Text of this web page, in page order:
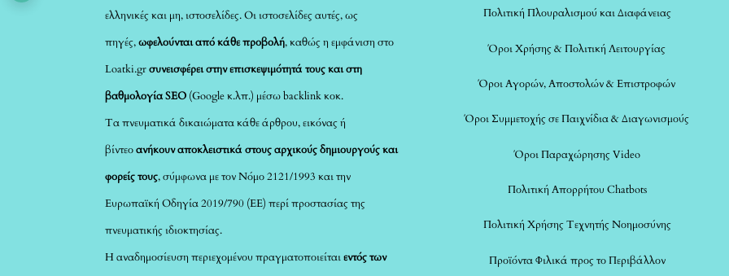
ελληνικές και μη, ιστοσελίδες. Οι ιστοσελίδες αυτές, ως
πηγές,ωφελούνται από κάθε προβολή, καθώς η εμφάνιση στο
Loatki.grσυνεισφέρει στην επισκεψιμότητά τους και στη
βαθμολογία SEO (Google κ.λπ.) μέσω backlink κοκ.
Τα πνευματικά δικαιώματα κάθε άρθρου, εικόνας ή
βίντεοανήκουν αποκλειστικά στους αρχικούς δημιουργούς και
φορείς τους, σύμφωνα με τον Νόμο 2121/1993 και την
Ευρωπαϊκή Οδηγία 2019/790 (ΕΕ) περί προστασίας της
πνευματικής ιδιοκτησίας.
Η αναδημοσίευση περιεχομένου πραγματοποιείταιεντός των
Πολιτική Πλουραλισμού και Διαφάνειας
Όροι Χρήσης & Πολιτική Λειτουργίας
Όροι Αγορών, Αποστολών & Επιστροφών
Όροι Συμμετοχής σε Παιχνίδια & Διαγωνισμούς
Όροι Παραχώρησης Video
Πολιτική Απορρήτου Chatbots
Πολιτική Χρήσης Τεχνητής Νοημοσύνης
Προϊόντα Φιλικά προς το Περιβάλλον